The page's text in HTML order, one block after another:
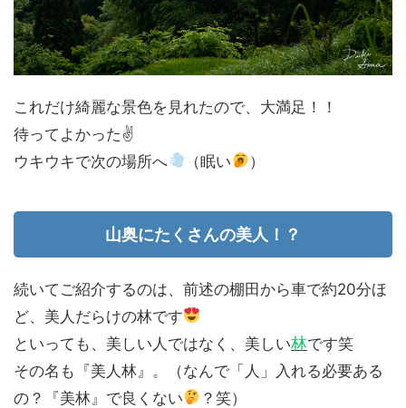
これだけ綺麗な景色を見れたので、大満足！！
待ってよかった✌️
ウキウキで次の場所へ
（眠い ）
山奥にたくさんの美人！？
続いてご紹介するのは、前述の棚田から車で約20分ほ
ど、美人だらけの林です
といっても、美しい人ではなく、美しい林です笑
その名も『美人林』。（なんで「人」入れる必要ある
の？『美林』で良くない
？笑）